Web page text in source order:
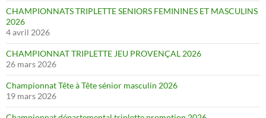
CHAMPIONNATS TRIPLETTE SENIORS FEMININES ET MASCULINS
2026
4 avril 2026
CHAMPIONNAT TRIPLETTE JEU PROVENÇAL 2026
26 mars 2026
Championnat Tête à Tête sénior masculin 2026
19 mars 2026